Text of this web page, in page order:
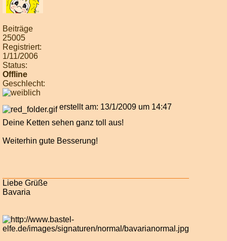
Beiträge
25005
Registriert:
1/11/2006
Status:
Offline
Geschlecht:
erstellt am: 13/1/2009 um 14:47
Deine Ketten sehen ganz toll aus!
Weiterhin gute Besserung!
Liebe Grüße
Bavaria